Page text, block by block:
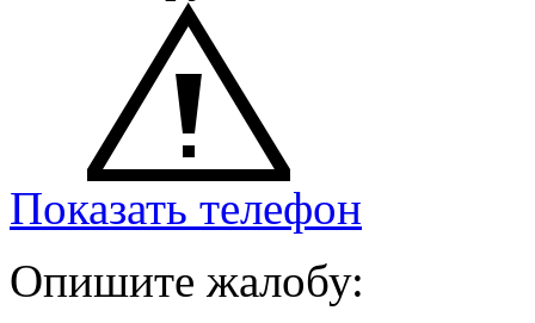
Показать телефон
Опишите жалобу: